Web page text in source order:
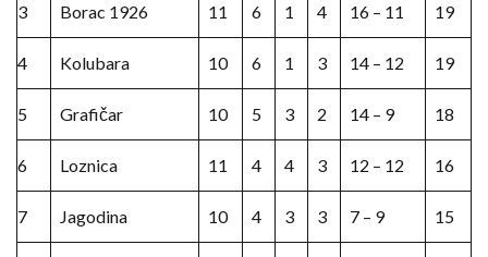
3 Borac 1926 11 6 1 4 16 – 11 19
4 Kolubara 10 6 1 3 14 – 12 19
5 Grafičar 10 5 3 2 14 – 9 18
6 Loznica 11 4 4 3 12 – 12 16
7 Jagodina 10 4 3 3 7 – 9 15